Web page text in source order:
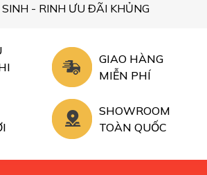
- RINH ƯU ĐÃI KHỦNG
GIAO HÀNG
MIỄN PHÍ
SHOWROOM
TOÀN QUỐC